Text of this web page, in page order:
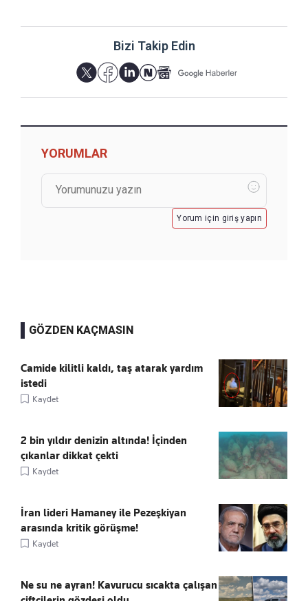
Bizi Takip Edin
YORUMLAR
Yorum için giriş yapın
GÖZDEN KAÇMASIN
Camide kilitli kaldı, taş atarak yardım
istedi
Kaydet
2 bin yıldır denizin altında! İçinden
çıkanlar dikkat çekti
Kaydet
İran lideri Hamaney ile Pezeşkiyan
arasında kritik görüşme!
Kaydet
Ne su ne ayran! Kavurucu sıcakta çalışan